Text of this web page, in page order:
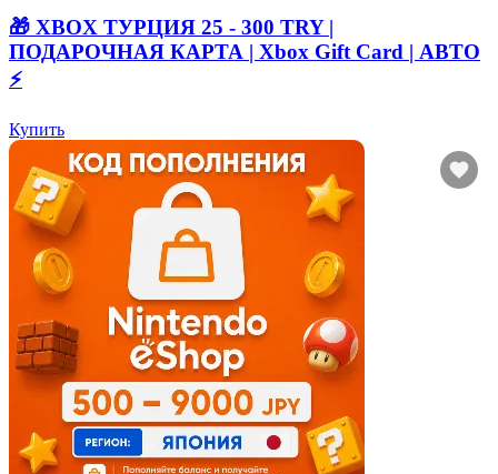
🎁 XBOX ТУРЦИЯ 25 - 300 TRY |
ПОДАРОЧНАЯ КАРТА | Xbox Gift Card | АВТО
⚡
Купить